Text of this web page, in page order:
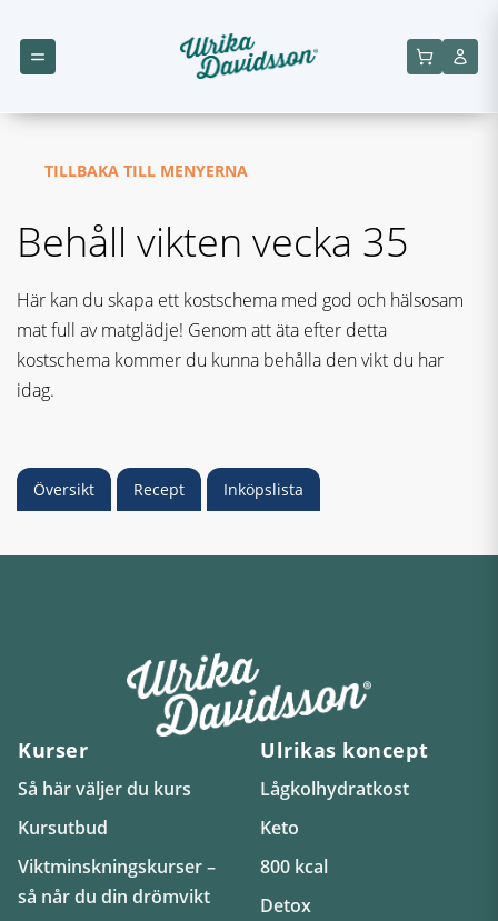
TILLBAKA TILL MENYERNA
Behåll vikten vecka 35
Här kan du skapa ett kostschema med god och hälsosam
mat full av matglädje! Genom att äta efter detta
kostschema kommer du kunna behålla den vikt du har
idag.
Översikt Recept Inköpslista
Kurser
Så här väljer du kurs
Kursutbud
Viktminskningskurser –
så når du din drömvikt
Ulrikas koncept
Lågkolhydratkost
Keto
800 kcal
Detox